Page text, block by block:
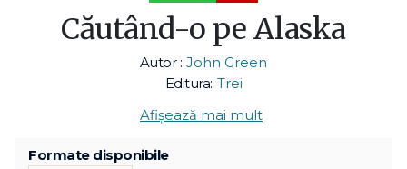
Căutând-o pe Alaska
Autor : John Green
Editura: Trei
Afișează mai mult
Formate disponibile